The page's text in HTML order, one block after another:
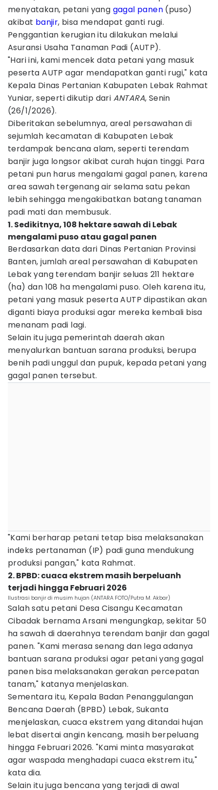
menyatakan, petani yang gagal panen (puso)
akibat banjir, bisa mendapat ganti rugi.
Penggantian kerugian itu dilakukan melalui
Asuransi Usaha Tanaman Padi (AUTP).
"Hari ini, kami mencek data petani yang masuk
peserta AUTP agar mendapatkan ganti rugi," kata
Kepala Dinas Pertanian Kabupaten Lebak Rahmat
Yuniar, seperti dikutip dari ANTARA, Senin
(26/1/2026).
Diberitakan sebelumnya, areal persawahan di
sejumlah kecamatan di Kabupaten Lebak
terdampak bencana alam, seperti terendam
banjir juga longsor akibat curah hujan tinggi. Para
petani pun harus mengalami gagal panen, karena
area sawah tergenang air selama satu pekan
lebih sehingga mengakibatkan batang tanaman
padi mati dan membusuk.
1. Sedikitnya, 108 hektare sawah di Lebak
mengalami puso atau gagal panen
Berdasarkan data dari Dinas Pertanian Provinsi
Banten, jumlah areal persawahan di Kabupaten
Lebak yang terendam banjir seluas 211 hektare
(ha) dan 108 ha mengalami puso. Oleh karena itu,
petani yang masuk peserta AUTP dipastikan akan
diganti biaya produksi agar mereka kembali bisa
menanam padi lagi.
Selain itu juga pemerintah daerah akan
menyalurkan bantuan sarana produksi, berupa
benih padi unggul dan pupuk, kepada petani yang
gagal panen tersebut.
"Kami berharap petani tetap bisa melaksanakan
indeks pertanaman (IP) padi guna mendukung
produksi pangan," kata Rahmat.
2. BPBD: cuaca ekstrem masih berpeluanh
terjadi hingga Februari 2026
Ilustrasi banjir di musim hujan (ANTARA FOTO/Putra M. Akbar)
Salah satu petani Desa Cisangu Kecamatan
Cibadak bernama Arsani mengungkap, sekitar 50
ha sawah di daerahnya terendam banjir dan gagal
panen. "Kami merasa senang dan lega adanya
bantuan sarana produksi agar petani yang gagal
panen bisa melaksanakan gerakan percepatan
tanam," katanya menjelaskan.
Sementara itu, Kepala Badan Penanggulangan
Bencana Daerah (BPBD) Lebak, Sukanta
menjelaskan, cuaca ekstrem yang ditandai hujan
lebat disertai angin kencang, masih berpeluang
hingga Februari 2026. "Kami minta masyarakat
agar waspada menghadapi cuaca ekstrem itu,"
kata dia.
Selain itu juga bencana yang terjadi di awal